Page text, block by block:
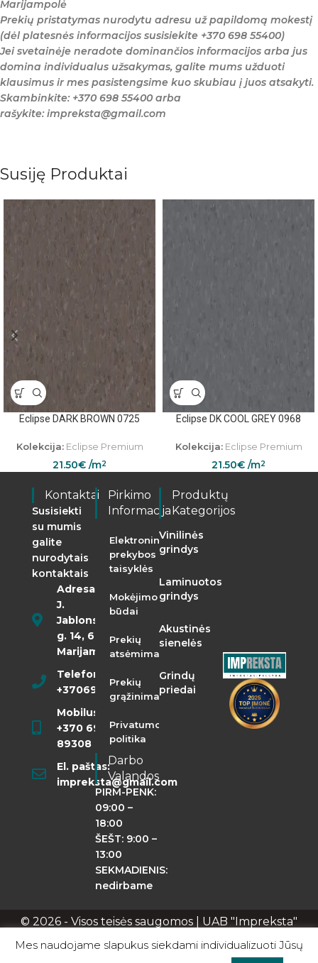
Marijampolė
Prekių pristatymas nurodytu adresu už papildomą mokestį
(dėl platesnės informacijos susisiekite +370 698 55400)
Jei svetainėje neradote dominančios informacijos arba jus
domina individualus užsakymas, galite mums užduoti
klausimus ir mes pasistengsime kuo skubiau į juos atsakyti.
Skambinkite: +370 698 55400 arba
rašykite: impreksta@gmail.com
Susiję Produktai
Eclipse DARK BROWN 0725
Kolekcija:Eclipse Premium
21.50€ /m2
Eclipse DK COOL GREY 0968
Kolekcija:Eclipse Premium
21.50€ /m2
Kontaktai
Susisiekti
su mumis
galite
nurodytais
kontaktais
Adresas:
J.
Jablonskio
g. 14, 68290
Marijampolė
Telefonas:
+37069855400
Mobilusis:
+370 698
89308
El. paštas:
impreksta@gmail.com
Pirkimo
Informacija
Elektroninės
prekybos
taisyklės
Mokėjimo
būdai
Prekių
atsėmimas
Prekių
grąžinimas
Privatumo
politika
Darbo
Valandos
PIRM-PENK:
09:00 –
18:00
ŠEŠT: 9:00 –
13:00
SEKMADIENIS:
nedirbame
Produktų
Kategorijos
Vinilinės
grindys
Laminuotos
grindys
Akustinės
sienelės
Grindų
priedai
© 2026 - Visos teisės saugomos | UAB "Impreksta"
Apie mus Kontaktai Privatumo politika
Mes naudojame slapukus siekdami individualizuoti Jūsų